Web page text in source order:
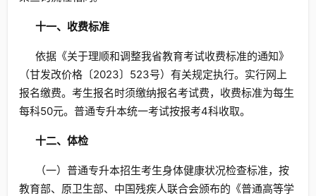
十一、收费标准
依据《关于理顺和调整我省教育考试收费标准的通知》
（甘发改价格〔2023〕523号）有关规定执行。实行网上
报名缴费。考生报名时须缴纳报名考试费，收费标准为每生
每科50元。普通专升本统一考试按报考4科收取。
十二、体检
（一）普通专升本招生考生身体健康状况检查标准，按
教育部、原卫生部、中国残疾人联合会颁布的《普通高等学